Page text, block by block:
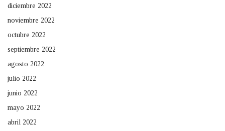
diciembre 2022
noviembre 2022
octubre 2022
septiembre 2022
agosto 2022
julio 2022
junio 2022
mayo 2022
abril 2022